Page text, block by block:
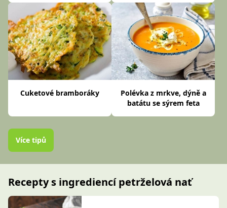
Cuketové bramboráky
Polévka z mrkve, dýně a
batátu se sýrem feta
Více tipů
Recepty s ingrediencí petrželová nať